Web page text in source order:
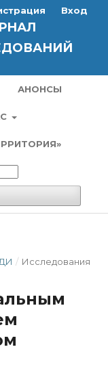
АНОНСЫ
Вход
/ Исследования